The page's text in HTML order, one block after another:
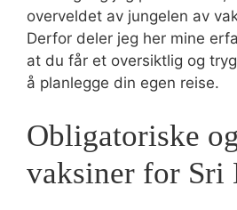
overveldet av jungelen av
Derfor deler jeg her mine
at du får et oversiktlig og
å planlegge din egen reise.
Obligatoriske
vaksiner for Sri